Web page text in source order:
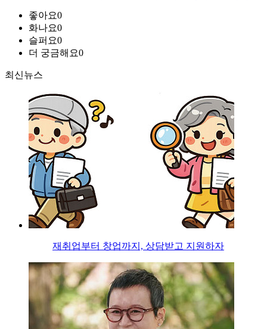
좋아요0
화나요0
슬퍼요0
더 궁금해요0
최신뉴스
재취업부터 창업까지, 상담받고 지원하자